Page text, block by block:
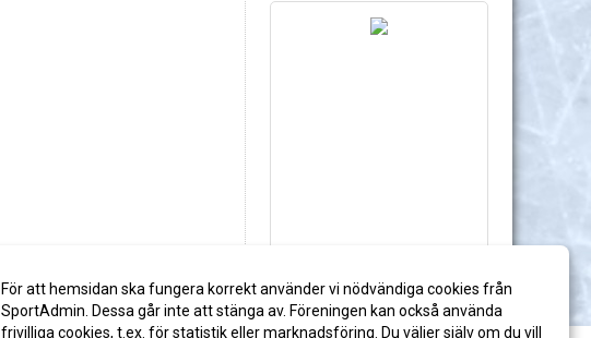
För att hemsidan ska fungera korrekt använder vi nödvändiga cookies från
SportAdmin. Dessa går inte att stänga av. Föreningen kan också använda
frivilliga cookies, t.ex. för statistik eller marknadsföring. Du väljer själv om du vill